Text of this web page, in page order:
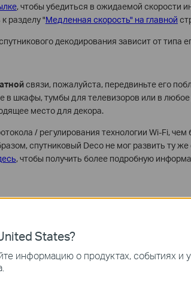
, чтобы убедиться в ожидаемой скорости
разделу "Медленная скорость" на главной
декодирования зависит от типа
связи, пожалуйста, передвиньте его
в шкафы, тумбы для телевизоров или в
место для декора.
/ регулирования технологии Wi-Fi,
спутниковый Deco не мог развить ту
, чтобы получить более подробную
поEthernetскорость всех устройств
States?
информацию о продуктах, событиях и